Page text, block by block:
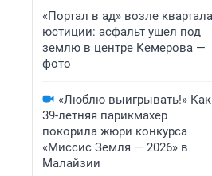
«Портал в ад» возле квартала
юстиции: асфальт ушел под
землю в центре Кемерова —
фото
«Люблю выигрывать!» Как
39-летняя парикмахер
покорила жюри конкурса
«Миссис Земля — 2026» в
Малайзии